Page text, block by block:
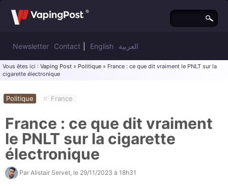
Newsletter Contact English العربية
Vous êtes ici : Vaping Post » Politique » France : ce que dit vraiment le PNLT sur la
cigarette électronique
Politique # France
France : ce que dit vraiment
le PNLT sur la cigarette
électronique
Par Alistair Servet , le 29/11/2023 à 18h31